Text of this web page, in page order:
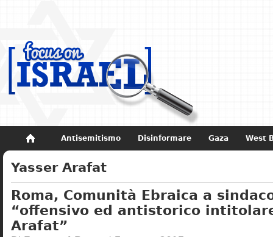
Antisemitismo Disinformare Gaza West
Non dimenticare Storia di Israele
Yasser Arafat
Roma, Comunità Ebraica a
“offensivo ed antistorico
Arafat”